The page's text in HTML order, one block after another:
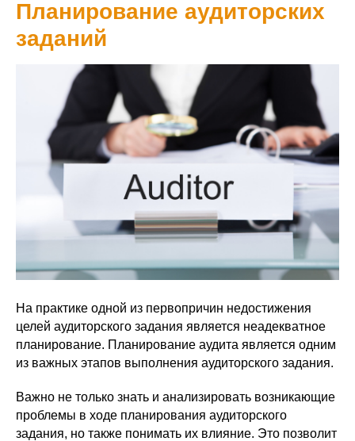
Планирование аудиторских
заданий
На практике одной из первопричин недостижения
целей аудиторского задания является неадекватное
планирование. Планирование аудита является одним
из важных этапов выполнения аудиторского задания.
Важно не только знать и анализировать возникающие
проблемы в ходе планирования аудиторского
задания, но также понимать их влияние. Это позволит